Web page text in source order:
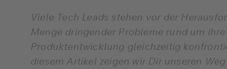
Viele Tech Leads stehen vor der
Menge dringender Probleme rund um
Produktentwicklung gleichzeitig
diesem Artikel zeigen wir Dir unseren